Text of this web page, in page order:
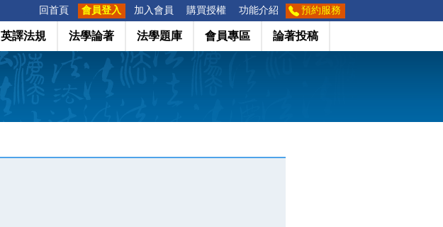
回首頁 會員登入 加入會員 購買授權 功能介紹 預約服務
英譯法規 法學論著 法學題庫 會員專區 論著投稿